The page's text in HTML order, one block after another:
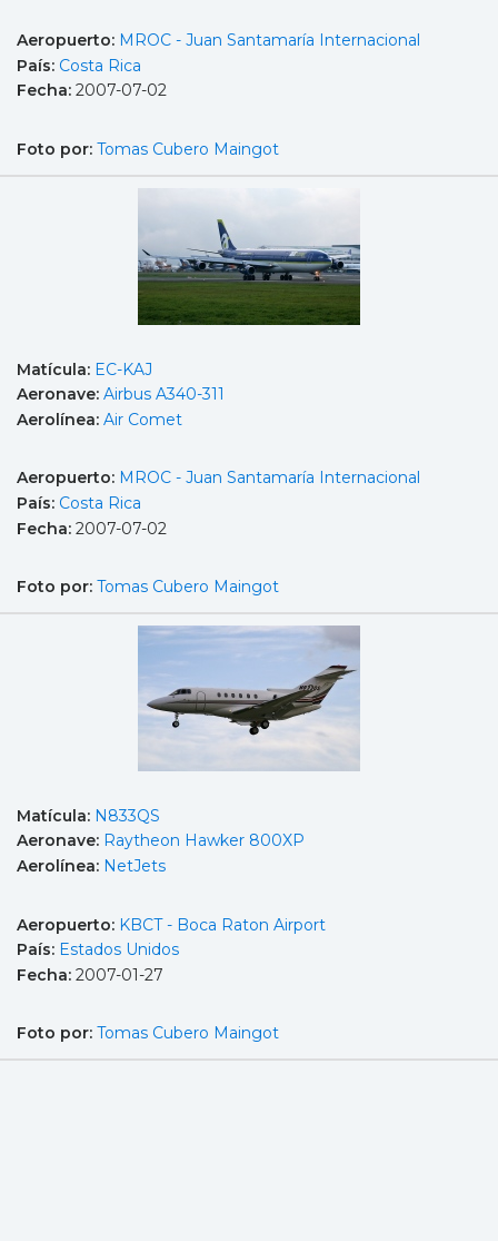
Aeropuerto: MROC - Juan Santamaría Internacional
País: Costa Rica
Fecha: 2007-07-02
Foto por: Tomas Cubero Maingot
Matícula: EC-KAJ
Aeronave: Airbus A340-311
Aerolínea: Air Comet
Aeropuerto: MROC - Juan Santamaría Internacional
País: Costa Rica
Fecha: 2007-07-02
Foto por: Tomas Cubero Maingot
Matícula: N833QS
Aeronave: Raytheon Hawker 800XP
Aerolínea: NetJets
Aeropuerto: KBCT - Boca Raton Airport
País: Estados Unidos
Fecha: 2007-01-27
Foto por: Tomas Cubero Maingot